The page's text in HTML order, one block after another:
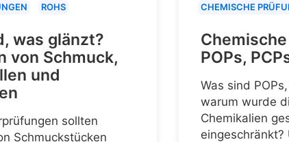
ROHS
was glänzt?
von Schmuck,
und
sollten
Schmuckstücken
CHEMISCHE
POPs,
Was sind
warum wurde
Chemikalien
eingeschränkt?